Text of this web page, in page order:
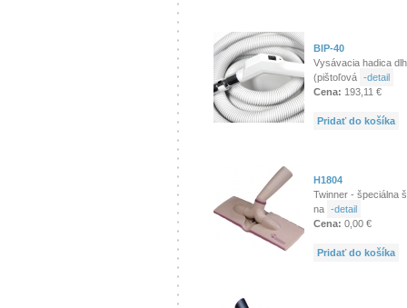
BIP-40
Vysávacia hadica
(pištoľová -detail
Cena: 193,11 €
Pridať do košíka
H1804
Twinner - špeciálna
na -detail
Cena: 0,00 €
Pridať do košíka